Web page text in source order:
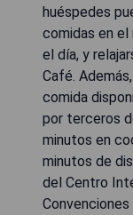
huéspedes
comidas en
el día, y
Café.
comida
por terceros
minutos en
minutos de
del Centro